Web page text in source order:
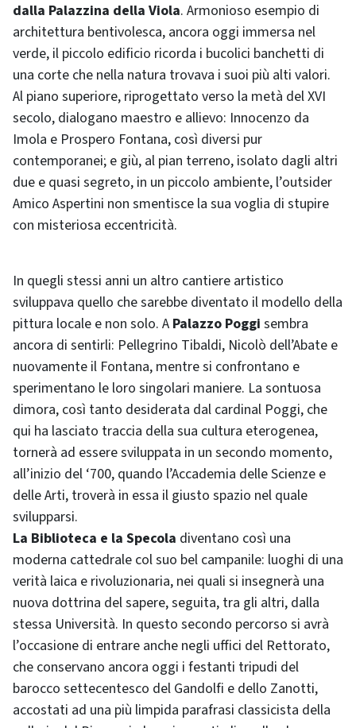
dalla Palazzina della Viola. Armonioso esempio di
architettura bentivolesca, ancora oggi immersa nel
verde, il piccolo edificio ricorda i bucolici banchetti di
una corte che nella natura trovava i suoi più alti valori.
Al piano superiore, riprogettato verso la metà del XVI
secolo, dialogano maestro e allievo: Innocenzo da
Imola e Prospero Fontana, così diversi pur
contemporanei; e giù, al pian terreno, isolato dagli altri
due e quasi segreto, in un piccolo ambiente, l’outsider
Amico Aspertini non smentisce la sua voglia di stupire
con misteriosa eccentricità.
In quegli stessi anni un altro cantiere artistico
sviluppava quello che sarebbe diventato il modello della
pittura locale e non solo. A Palazzo Poggi sembra
ancora di sentirli: Pellegrino Tibaldi, Nicolò dell’Abate e
nuovamente il Fontana, mentre si confrontano e
sperimentano le loro singolari maniere. La sontuosa
dimora, così tanto desiderata dal cardinal Poggi, che
qui ha lasciato traccia della sua cultura eterogenea,
tornerà ad essere sviluppata in un secondo momento,
all’inizio del ‘700, quando l’Accademia delle Scienze e
delle Arti, troverà in essa il giusto spazio nel quale
svilupparsi.
La Biblioteca e la Specola diventano così una
moderna cattedrale col suo bel campanile: luoghi di una
verità laica e rivoluzionaria, nei quali si insegnerà una
nuova dottrina del sapere, seguita, tra gli altri, dalla
stessa Università. In questo secondo percorso si avrà
l’occasione di entrare anche negli uffici del Rettorato,
che conservano ancora oggi i festanti tripudi del
barocco settecentesco del Gandolfi e dello Zanotti,
accostati ad una più limpida parafrasi classicista della